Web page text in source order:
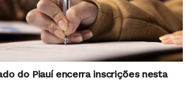
do Piauí encerra inscrições nesta